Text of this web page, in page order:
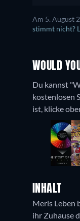
Am 5. August
stimmt nicht?
WOULD
Du kannst
kostenlosen
ist, klicke
INHALT
Meris Leben
ihr Zuhause